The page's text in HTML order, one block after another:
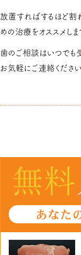
放置すればするほど割
めの治療をオススメしま
歯のご相談はいつでも
お気軽にご連絡ください